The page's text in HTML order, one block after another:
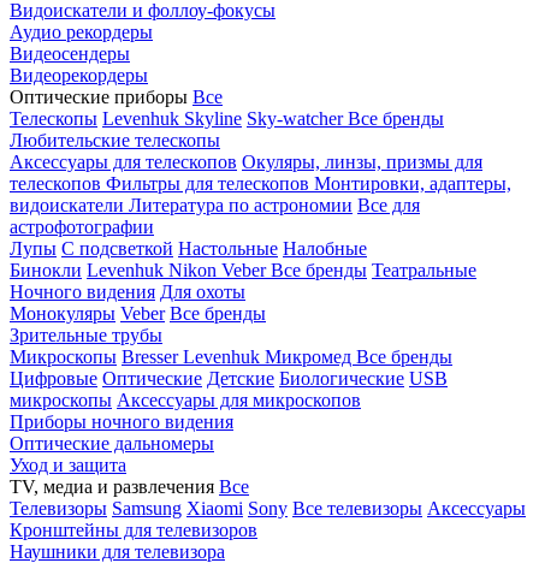
Видоискатели и фоллоу-фокусы
Аудио рекордеры
Видеосендеры
Видеорекордеры
Оптические приборы Все
Телескопы Levenhuk Skyline Sky-watcherВсе бренды
Любительские телескопы
Аксессуары для телескопов Окуляры, линзы, призмы для
телескопов Фильтры для телескопов Монтировки, адаптеры,
видоискатели Литература по астрономии Все для
астрофотографии
Лупы С подсветкой Настольные Налобные
Бинокли Levenhuk Nikon VeberВсе бренды Театральные
Ночного видения Для охоты
Монокуляры Veber Все бренды
Зрительные трубы
Микроскопы BresserLevenhuk Микромед Все бренды
Цифровые Оптические Детские Биологические USB
микроскопы Аксессуары для микроскопов
Приборы ночного видения
Оптические дальномеры
Уход и защита
TV, медиа и развлечения Все
Телевизоры Samsung Xiaomi Sony Все телевизоры Аксессуары
Кронштейны для телевизоров
Наушники для телевизора